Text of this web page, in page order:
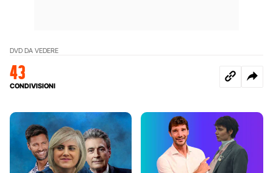
DVD DA VEDERE
43
CONDIVISIONI